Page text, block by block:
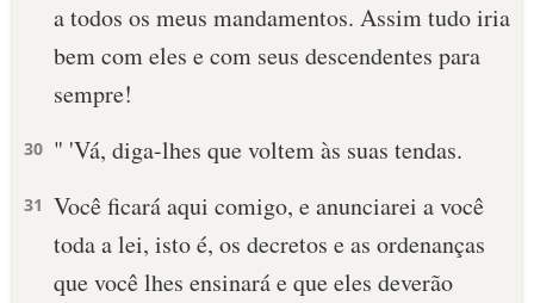
10 MANDAMENTOS
ESTUDOS BÍBLICOS
ESBOÇOS DE PREGAÇÃO
TEMAS
PERGUNTE À BÍBLIA IA
a todos os meus mandamentos. Assim tudo iria
bem com eles e com seus descendentes para
sempre!
30 " 'Vá, diga-lhes que voltem às suas tendas.
31 Você ficará aqui comigo, e anunciarei a você
toda a lei, isto é, os decretos e as ordenanças
que você lhes ensinará e que eles deverão